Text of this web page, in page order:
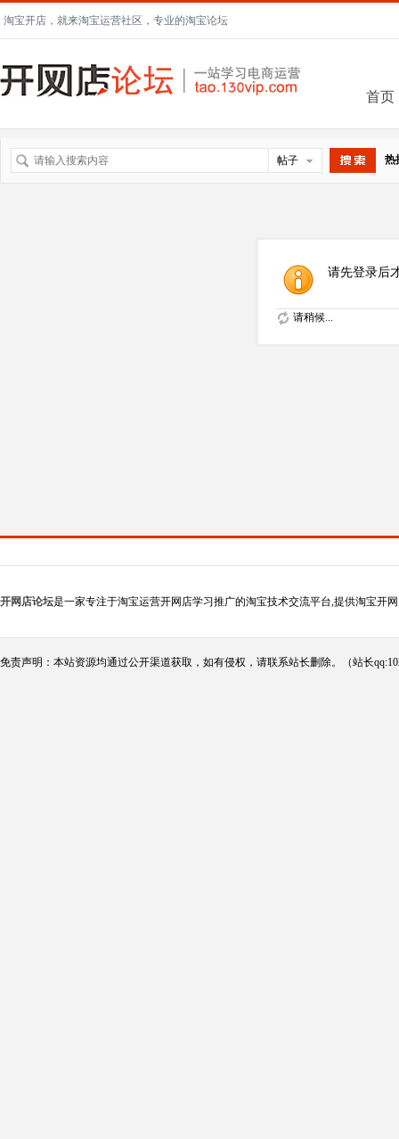
淘宝开店，就来淘宝运营社区，专业的淘宝论坛
首页
帖子 热
请先登录后
请稍候...
开网店论坛是一家专注于淘宝运营开网店学习推广的淘宝技术交流平台,提供淘宝开
免责声明：本站资源均通过公开渠道获取，如有侵权，请联系站长删除。（站长